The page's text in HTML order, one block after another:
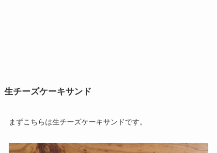
生チーズケーキサンド
まずこちらは生チーズケーキサンドです。